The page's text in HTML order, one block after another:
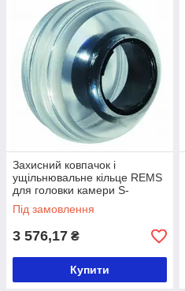
Захисний ковпачок і
ущільнювальне кільце REMS
для головки камери S-
COLOR / S-COLOR S
Під замовлення
3 576,17 ₴
Купити